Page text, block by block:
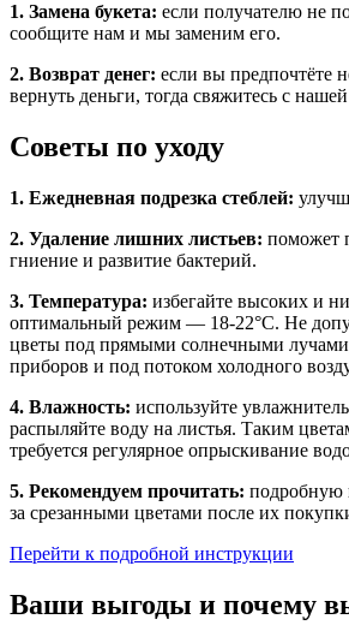
1. Замена букета: если получателю не
сообщите нам и мы заменим его.
2. Возврат денег: если вы предпочтёте
вернуть деньги, тогда свяжитесь с
Советы по уходу
1. Ежедневная подрезка стеблей:
2. Удаление лишних листьев: поможет
гниение и развитие бактерий.
3. Температура: избегайте высоких и
оптимальный режим — 18-22°C. Не
цветы под прямыми солнечными
приборов и под потоком холодного
4. Влажность: используйте
распыляйте воду на листья. Таким
требуется регулярное опрыскивание
5. Рекомендуем прочитать: подробную
за срезанными цветами после их
Перейти к подробной инструкции
Ваши выгоды и почему